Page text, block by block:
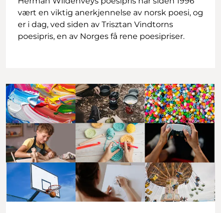
vært en viktig anerkjennelse av norsk poesi, og
er i dag, ved siden av Trisztan Vindtorns
poesipris, en av Norges få rene poesipriser.